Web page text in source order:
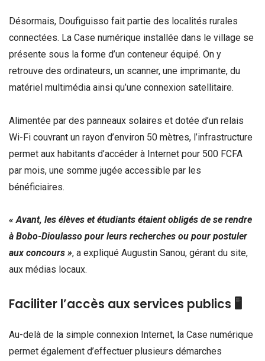
Désormais, Doufiguisso fait partie des localités rurales
connectées. La Case numérique installée dans le village se
présente sous la forme d’un conteneur équipé. On y
retrouve des ordinateurs, un scanner, une imprimante, du
matériel multimédia ainsi qu’une connexion satellitaire.
Alimentée par des panneaux solaires et dotée d’un relais
Wi-Fi couvrant un rayon d’environ 50 mètres, l’infrastructure
permet aux habitants d’accéder à Internet pour 500 FCFA
par mois, une somme jugée accessible par les
bénéficiaires.
« Avant, les élèves et étudiants étaient obligés de se rendre
à Bobo-Dioulasso pour leurs recherches ou pour postuler
aux concours », a expliqué Augustin Sanou, gérant du site,
aux médias locaux.
Faciliter l’accès aux services publics 🖥️
Au-delà de la simple connexion Internet, la Case numérique
permet également d’effectuer plusieurs démarches